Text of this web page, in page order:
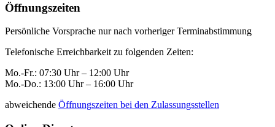
Öffnungszeiten
Persönliche Vorsprache nur nach vorheriger Terminabstimmung
Telefonische Erreichbarkeit zu folgenden Zeiten:
Mo.-Fr.: 07:30 Uhr – 12:00 Uhr
Mo.-Do.: 13:00 Uhr – 16:00 Uhr
abweichende Öffnungszeiten bei den Zulassungsstellen